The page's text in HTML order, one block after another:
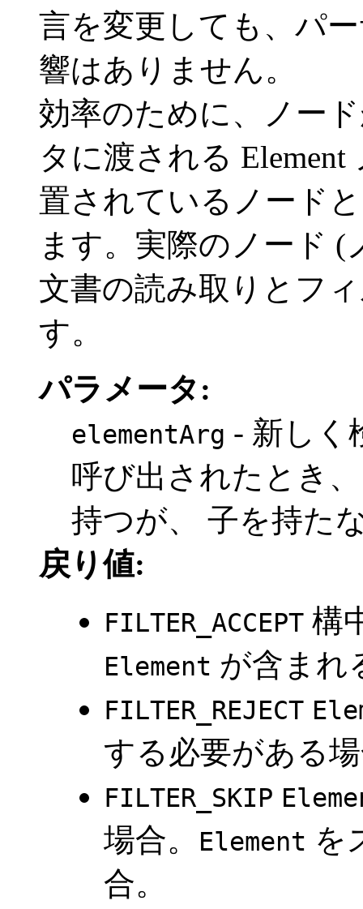
言を変更しても、パ
響はありません。
効率のために、ノー
タに渡される
置されているノード
ます。実際のノード
文書の読み取りとフ
す。
パラメータ:
elementArg - 新しく
呼び出されたとき
持つが、 子を持た
戻り値:
FILTER_ACCEPT 構
Element が含まれ
FILTER_REJECT
する必要がある
FILTER_SKIP
場合。 Element を
合。